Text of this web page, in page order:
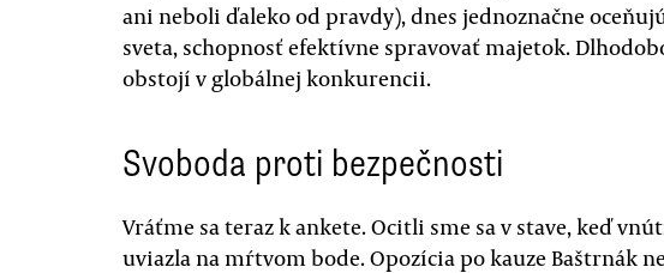
ani neboli ďaleko od pravdy), dnes jednoznačne
sveta, schopnosť efektívne spravovať majetok.
obstojí v globálnej konkurencii.
Svoboda proti bezpečnosti
Vráťme sa teraz k ankete. Ocitli sme sa v stave, keď
uviazla na mŕtvom bode. Opozícia po kauze Baštrnák